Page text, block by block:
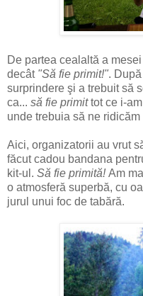
De partea cealaltă a
decât "Să fie primit!".
surprindere şi a trebuit să
ca... să fie primittot ce i-
unde trebuia să ne
Aici, organizatorii au vrut
făcut cadou bandana
kit-ul. Să fie primită!Am
o atmosferă superbă, cu
jurul unui foc de tabără.